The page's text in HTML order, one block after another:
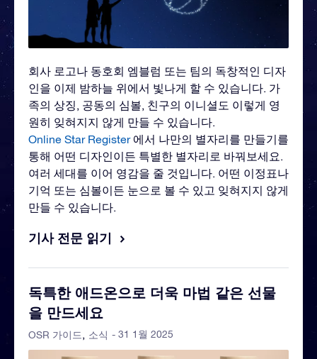
회사 로고나 동호회 엠블럼 또는 팀의 독창적인 디자
인을 이제 밤하늘 위에서 빛나게 할 수 있습니다. 가
족의 상징, 공동의 심볼, 친구의 이니셜도 이렇게 영
원히 잊혀지지 않게 만들 수 있습니다.
Online Star Register에서 나만의 별자리를 만들기를
통해 어떤 디자인이든 특별한 별자리로 바꿔보세요.
여러 세대를 이어 영감을 줄 것입니다. 어떤 이정표나
기억 또는 심볼이든 눈으로 볼 수 있고 잊혀지지 않게
만들 수 있습니다.
기사 전문 읽기
독특한 애드온으로 더욱 마법 같은 선물
을 만드세요
OSR 가이드 소식 - 31 1월 2025